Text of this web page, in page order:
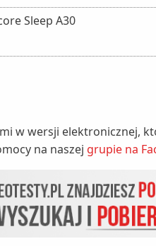
Sleep A30
w wersji elektronicznej,
na naszej grupie na